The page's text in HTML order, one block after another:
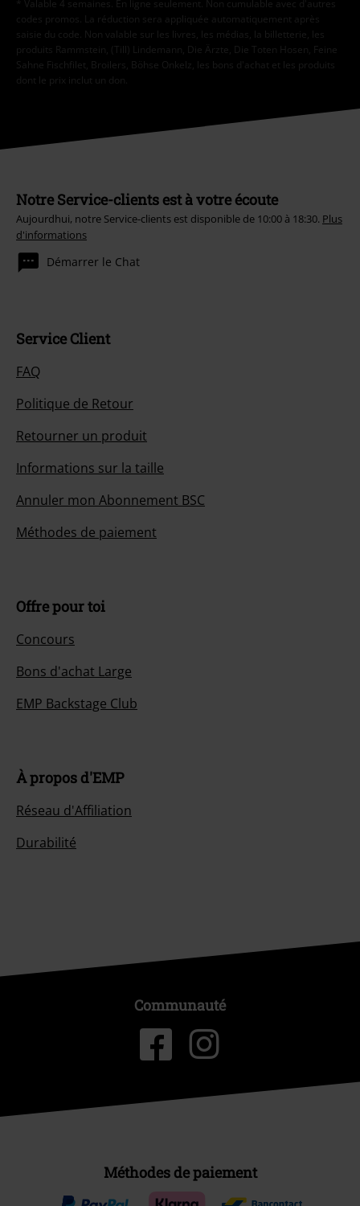
* Valable 4 semaines. En ligne seulement. Non cumulable avec d'autres
codes promos. La réduction sera appliquée automatiquement après
saisie du code. Non valable sur les livres, les médias, la billetterie, les
produits Rammstein, (Till) Lindemann, Die Ärzte, Die Toten Hosen, Feine
Sahne Fischfilet, Broilers, Böhse Onkelz, les bons d'achat et les produits
dont le prix inclut un don.
Notre Service-clients est à votre écoute
Aujourdhui, notre Service-clients est disponible de 10:00 à 18:30. Plus
d'informations
Démarrer le Chat
Service Client
FAQ
Politique de Retour
Retourner un produit
Informations sur la taille
Annuler mon Abonnement BSC
Méthodes de paiement
Offre pour toi
Concours
Bons d'achat Large
EMP Backstage Club
À propos d'EMP
Réseau d'Affiliation
Durabilité
Communauté
Méthodes de paiement